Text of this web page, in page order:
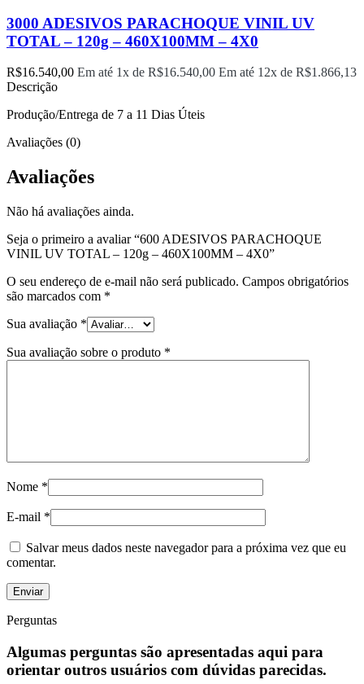
3000 ADESIVOS PARACHOQUE VINIL UV
TOTAL – 120g – 460X100MM – 4X0
R$16.540,00 Em até 1x de R$16.540,00 Em até 12x de R$1.866,13
Descrição
Produção/Entrega de 7 a 11 Dias Úteis
Avaliações (0)
Avaliações
Não há avaliações ainda.
Seja o primeiro a avaliar “600 ADESIVOS PARACHOQUE
VINIL UV TOTAL – 120g – 460X100MM – 4X0”
O seu endereço de e-mail não será publicado. Campos obrigatórios
são marcados com *
Sua avaliação *
Sua avaliação sobre o produto *
Nome *
E-mail *
Salvar meus dados neste navegador para a próxima vez que eu
comentar.
Perguntas
Algumas perguntas são apresentadas aqui para
orientar outros usuários com dúvidas parecidas.